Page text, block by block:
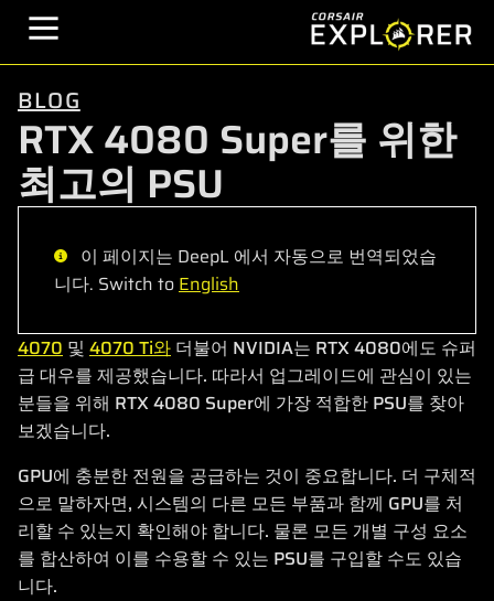
BLOG
RTX 4080 Super를 위한
최고의 PSU
이 페이지는 DeepL 에서 자동으로 번역되었습
니다. Switch toEnglish
4070 및 4070 Ti와 더불어 NVIDIA는 RTX 4080에도 슈퍼
급 대우를 제공했습니다. 따라서 업그레이드에 관심이 있는
분들을 위해 RTX 4080 Super에 가장 적합한 PSU를 찾아
보겠습니다.
GPU에 충분한 전원을 공급하는 것이 중요합니다. 더 구체적
으로 말하자면, 시스템의 다른 모든 부품과 함께 GPU를 처
리할 수 있는지 확인해야 합니다. 물론 모든 개별 구성 요소
를 합산하여 이를 수용할 수 있는 PSU를 구입할 수도 있습
니다.